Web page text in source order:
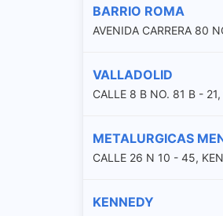
BARRIO ROMA
AVENIDA CARRERA 80
VALLADOLID
CALLE 8 B NO. 81 B -
METALURGICAS
CALLE 26 N 10 - 45,
KENNEDY